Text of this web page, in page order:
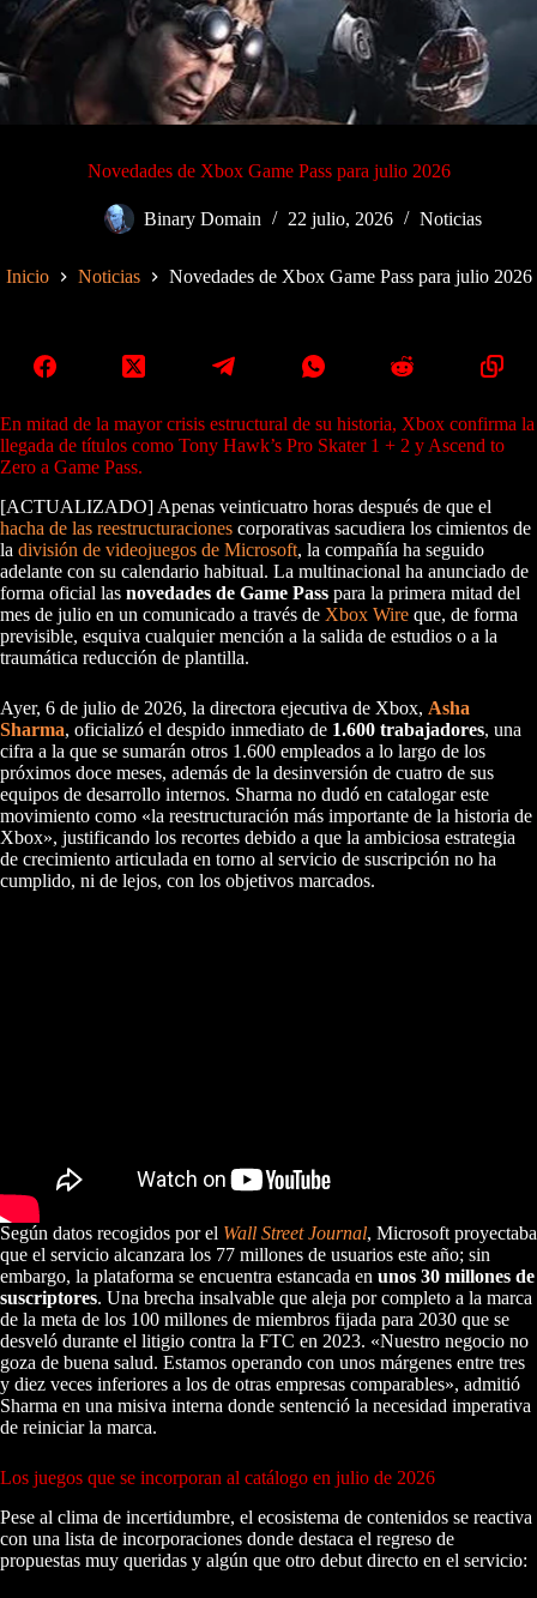
Novedades de Xbox Game Pass para julio 2026
Binary Domain 22 julio, 2026 Noticias
Inicio Noticias Novedades de Xbox Game Pass para julio 2026
En mitad de la mayor crisis estructural de su historia, Xbox confirma la
llegada de títulos como Tony Hawk’s Pro Skater 1 + 2 y Ascend to
Zero a Game Pass.
[ACTUALIZADO] Apenas veinticuatro horas después de que el
hacha de las reestructuraciones corporativas sacudiera los cimientos de
la división de videojuegos de Microsoft, la compañía ha seguido
adelante con su calendario habitual. La multinacional ha anunciado de
forma oficial las novedades de Game Pass para la primera mitad del
mes de julio en un comunicado a través de Xbox Wire que, de forma
previsible, esquiva cualquier mención a la salida de estudios o a la
traumática reducción de plantilla.
Ayer, 6 de julio de 2026, la directora ejecutiva de Xbox, Asha
Sharma, oficializó el despido inmediato de 1.600 trabajadores, una
cifra a la que se sumarán otros 1.600 empleados a lo largo de los
próximos doce meses, además de la desinversión de cuatro de sus
equipos de desarrollo internos. Sharma no dudó en catalogar este
movimiento como «la reestructuración más importante de la historia de
Xbox», justificando los recortes debido a que la ambiciosa estrategia
de crecimiento articulada en torno al servicio de suscripción no ha
cumplido, ni de lejos, con los objetivos marcados.
Según datos recogidos por el Wall Street Journal, Microsoft proyectaba
que el servicio alcanzara los 77 millones de usuarios este año; sin
embargo, la plataforma se encuentra estancada en unos 30 millones de
suscriptores. Una brecha insalvable que aleja por completo a la marca
de la meta de los 100 millones de miembros fijada para 2030 que se
desveló durante el litigio contra la FTC en 2023. «Nuestro negocio no
goza de buena salud. Estamos operando con unos márgenes entre tres
y diez veces inferiores a los de otras empresas comparables», admitió
Sharma en una misiva interna donde sentenció la necesidad imperativa
de reiniciar la marca.
Los juegos que se incorporan al catálogo en julio de 2026
Pese al clima de incertidumbre, el ecosistema de contenidos se reactiva
con una lista de incorporaciones donde destaca el regreso de
propuestas muy queridas y algún que otro debut directo en el servicio: